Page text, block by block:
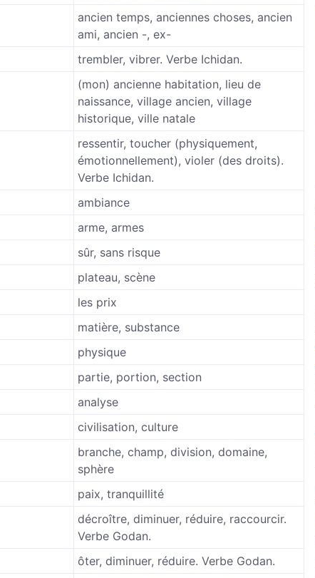
ancien temps, anciennes choses, ancien
ami, ancien -, ex-
trembler, vibrer. Verbe Ichidan.
(mon) ancienne habitation, lieu de
naissance, village ancien, village
historique, ville natale
ressentir, toucher (physiquement,
émotionnellement), violer (des droits).
Verbe Ichidan.
ambiance
arme, armes
sûr, sans risque
plateau, scène
les prix
matière, substance
physique
partie, portion, section
analyse
civilisation, culture
branche, champ, division, domaine,
sphère
paix, tranquillité
décroître, diminuer, réduire, raccourcir.
Verbe Godan.
ôter, diminuer, réduire. Verbe Godan.